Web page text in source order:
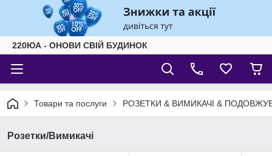
220ЮА - ОНОВИ СВІЙ БУДИНОК
Товари та послуги РОЗЕТКИ & ВИМИКАЧІ &
Розетки/Вимикачі